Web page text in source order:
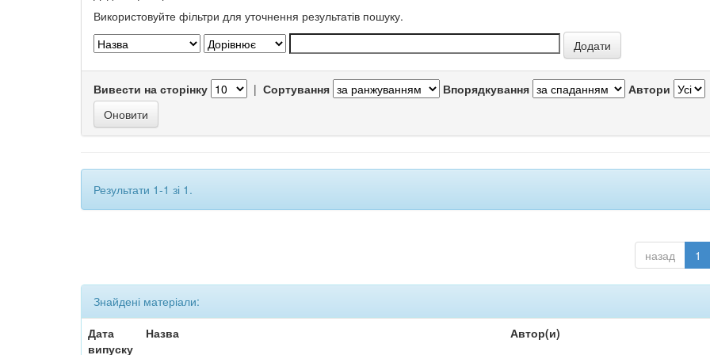
Використовуйте фільтри для уточнення результатів пошуку.
Вивести на сторінку | Сортування Впорядкування Автори
Результати 1-1 зі 1.
назад 1
Знайдені матеріали:
Дата
випуску
Назва Автор(и)